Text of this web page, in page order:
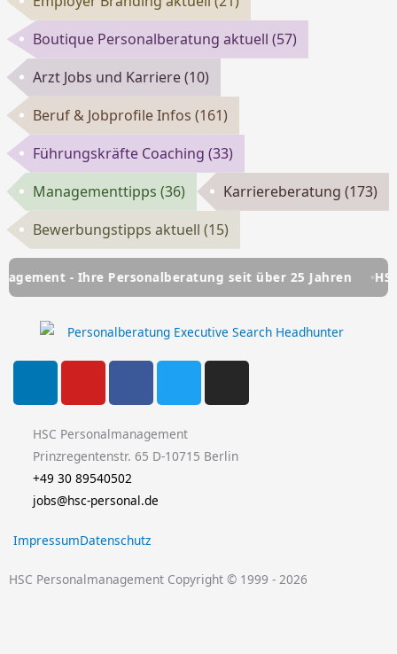
Boutique Personalberatung aktuell(57)
Arzt Jobs und Karriere(10)
Beruf & Jobprofile Infos(161)
Führungskräfte Coaching(33)
Managementtipps(36) Karriereberatung(173)
Bewerbungstipps aktuell(15)
Personalberatung seit über 25 Jahren HSC
L
n
k
e
d
i
Y
u
t
u
b
e
F
c
e
b
o
o
-
f
T
i
t
t
I
s
a
HSC Personalmanagement
Prinzregentenstr. 65 D-10715 Berlin
+49 30 89540502
jobs@hsc-personal.de
ImpressumDatenschutz
HSC Personalmanagement Copyright © 1999 - 2026